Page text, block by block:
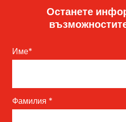
Останете
Име*
Фамилия *